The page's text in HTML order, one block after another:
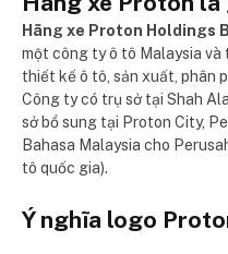
Hãng xe Proton Holdings
một công ty ô tô Malaysia
thiết kế ô tô, sản xuất, phân
Công ty có trụ sở tại Shah
sở bổ sung tại Proton City,
Bahasa Malaysia cho
tô quốc gia).
Ý nghĩa logo